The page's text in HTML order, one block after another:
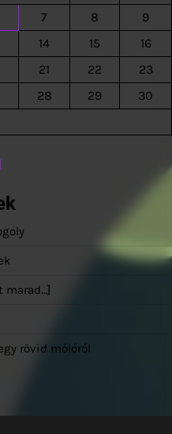
7 8
9
14 15
16
21 22
23
28 29
30
marad…]
rövid mólóról